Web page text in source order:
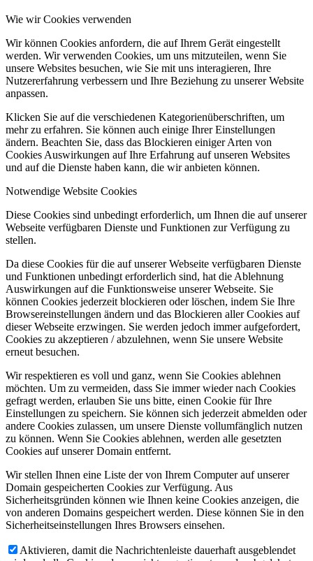
Wie wir Cookies verwenden
Wir können Cookies anfordern, die auf Ihrem Gerät eingestellt
werden. Wir verwenden Cookies, um uns mitzuteilen, wenn Sie
unsere Websites besuchen, wie Sie mit uns interagieren, Ihre
Nutzererfahrung verbessern und Ihre Beziehung zu unserer Website
anpassen.
Klicken Sie auf die verschiedenen Kategorienüberschriften, um
mehr zu erfahren. Sie können auch einige Ihrer Einstellungen
ändern. Beachten Sie, dass das Blockieren einiger Arten von
Cookies Auswirkungen auf Ihre Erfahrung auf unseren Websites
und auf die Dienste haben kann, die wir anbieten können.
Notwendige Website Cookies
Diese Cookies sind unbedingt erforderlich, um Ihnen die auf unserer
Webseite verfügbaren Dienste und Funktionen zur Verfügung zu
stellen.
Da diese Cookies für die auf unserer Webseite verfügbaren Dienste
und Funktionen unbedingt erforderlich sind, hat die Ablehnung
Auswirkungen auf die Funktionsweise unserer Webseite. Sie
können Cookies jederzeit blockieren oder löschen, indem Sie Ihre
Browsereinstellungen ändern und das Blockieren aller Cookies auf
dieser Webseite erzwingen. Sie werden jedoch immer aufgefordert,
Cookies zu akzeptieren / abzulehnen, wenn Sie unsere Website
erneut besuchen.
Wir respektieren es voll und ganz, wenn Sie Cookies ablehnen
möchten. Um zu vermeiden, dass Sie immer wieder nach Cookies
gefragt werden, erlauben Sie uns bitte, einen Cookie für Ihre
Einstellungen zu speichern. Sie können sich jederzeit abmelden oder
andere Cookies zulassen, um unsere Dienste vollumfänglich nutzen
zu können. Wenn Sie Cookies ablehnen, werden alle gesetzten
Cookies auf unserer Domain entfernt.
Wir stellen Ihnen eine Liste der von Ihrem Computer auf unserer
Domain gespeicherten Cookies zur Verfügung. Aus
Sicherheitsgründen können wie Ihnen keine Cookies anzeigen, die
von anderen Domains gespeichert werden. Diese können Sie in den
Sicherheitseinstellungen Ihres Browsers einsehen.
Aktivieren, damit die Nachrichtenleiste dauerhaft ausgeblendet